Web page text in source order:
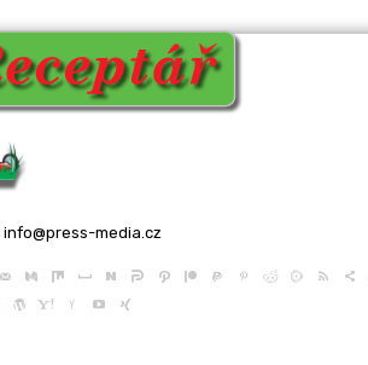
info@press-media.cz